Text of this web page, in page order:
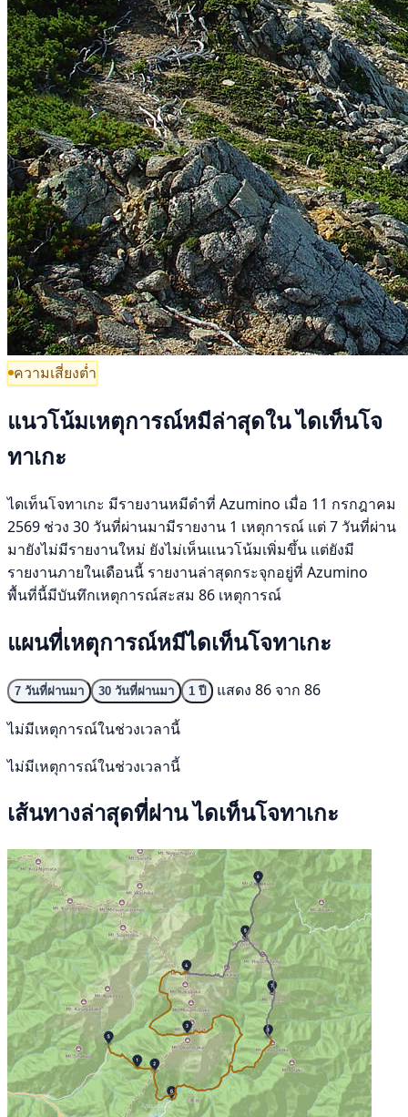
ความเสี่ยงต่ำ
แนวโน้มเหตุการณ์หมีล่าสุดใน ไดเท็นโจ
ทาเกะ
ไดเท็นโจทาเกะ มีรายงานหมีดำที่ Azumino เมื่อ 11 กรกฎาคม
2569 ช่วง 30 วันที่ผ่านมามีรายงาน 1 เหตุการณ์ แต่ 7 วันที่ผ่าน
มายังไม่มีรายงานใหม่ ยังไม่เห็นแนวโน้มเพิ่มขึ้น แต่ยังมี
รายงานภายในเดือนนี้ รายงานล่าสุดกระจุกอยู่ที่ Azumino
พื้นที่นี้มีบันทึกเหตุการณ์สะสม 86 เหตุการณ์
แผนที่เหตุการณ์หมีไดเท็นโจทาเกะ
7 วันที่ผ่านมา 30 วันที่ผ่านมา 1 ปี
แสดง 86 จาก 86
ไม่มีเหตุการณ์ในช่วงเวลานี้
ไม่มีเหตุการณ์ในช่วงเวลานี้
เส้นทางล่าสุดที่ผ่าน ไดเท็นโจทาเกะ